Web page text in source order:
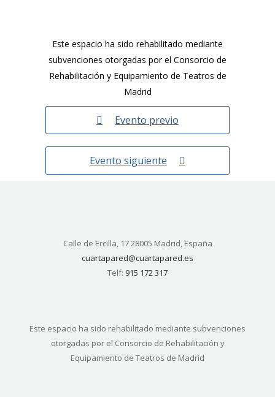
Este espacio ha sido rehabilitado mediante
subvenciones otorgadas por el Consorcio de
Rehabilitación y Equipamiento de Teatros de
Madrid
Evento previo
Evento siguiente
Calle de Ercilla, 17 28005 Madrid, España
cuartapared@cuartapared.es
Telf: 915 172 317
Este espacio ha sido rehabilitado mediante subvenciones
otorgadas por el Consorcio de Rehabilitación y
Equipamiento de Teatros de Madrid